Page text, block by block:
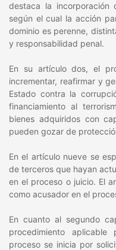
destaca la incorporación
según el cual la acción
dominio es perenne,
y responsabilidad penal.
En su artículo dos, el
incrementar, reafirmar y
Estado contra la
financiamiento al
bienes adquiridos con
pueden gozar de
En el artículo nueve se
de terceros que hayan
en el proceso o juicio. El
como acusador en el
En cuanto al segundo
procedimiento
proceso se inicia por